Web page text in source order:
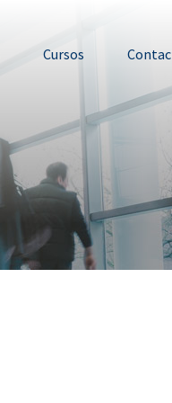
Cursos